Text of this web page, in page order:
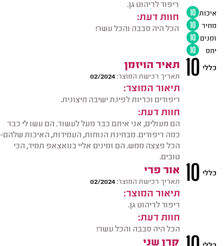
ריפוד לריהוט גן.
חוות דעת:
הכל היה סבבה והכל עשר!
איכות 10
מחיר
10
זמנים 10
יחס
10
תאיר הויזמן
תאריך רכישת המוצר:02/2024
תיאור המוצר:
ריפודים וכריות לפינת ישיבה חיצונית.
חוות דעת:
הם מעולים, אני איתם כבר מעל לעשור. הם עשו לי כבר
כמה ריפודים. מבחינת הנוחות, העמידות, האיכות שלהם-
הכל פצצה ממש. הם זמינים אליי בוואצאפ תמיד, הכי
טובים.
10 כללי
אור פרי
תאריך רכישת המוצר:02/2024
תיאור המוצר:
ריפוד לריהוט גן.
חוות דעת:
הכל היה סבבה והכל עשר!
10 כללי
קרן שני